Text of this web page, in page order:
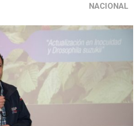
NACIONAL